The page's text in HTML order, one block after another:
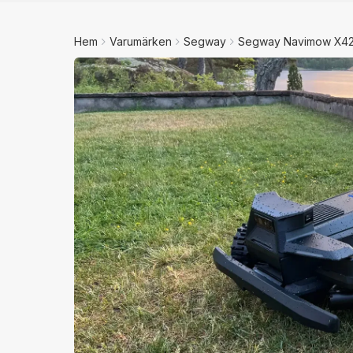
Hem Varumärken Segway Segway Navimow